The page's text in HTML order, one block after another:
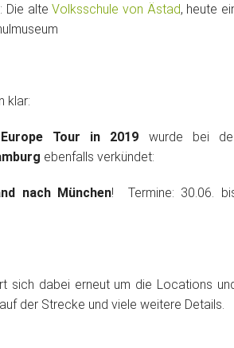
Die alteVolksschule von Ästad, heute
klar:
Tour in 2019 wurde bei
ebenfalls verkündet:
nach München! Termine: 30.06.
sich dabei erneut um die Locations
der Strecke und viele weitere Details.